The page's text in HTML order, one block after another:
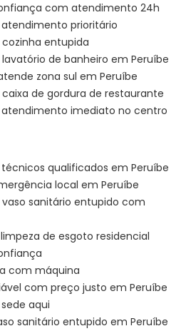
com atendimento 24h
prioritário
entupida
de banheiro em Peruíbe
zona sul em Peruíbe
de gordura de restaurante
imediato no centro
qualificados em Peruíbe
local em Peruíbe
sanitário entupido com
de esgoto residencial
com máquina
com preço justo em Peruíbe
aqui
sanitário entupido em Peruíbe